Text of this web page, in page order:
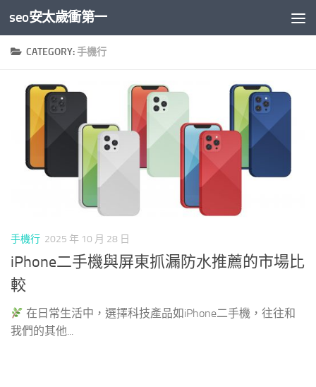
Skip to content
seo安太歲衝第一
CATEGORY:手機行
手機行 2025 年 10 月 28 日
iPhone二手機與屏東抓漏防水推薦的市場比
較
在日常生活中，選擇科技產品如iPhone二手機，往往和
我們的其他...